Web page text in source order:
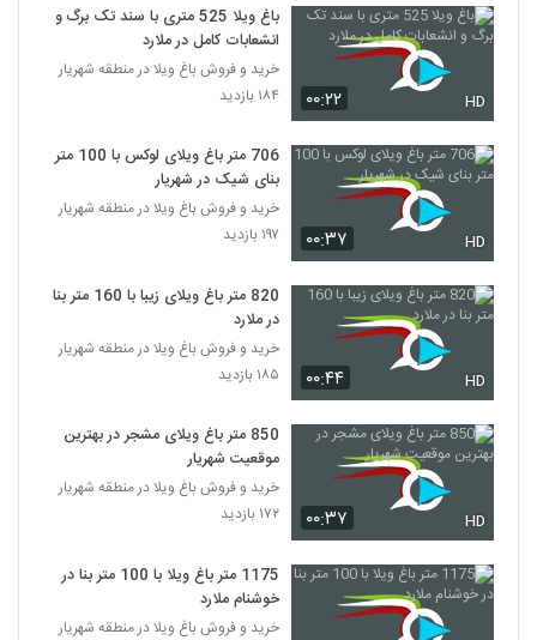
۰۰:۲۲ HD
باغ ویلا 525 متری با سند تک برگ و
انشعابات کامل در ملارد
خرید و فروش باغ ویلا در منطقه شهریار
۱۸۴ بازدید
۰۰:۳۷ HD
706 متر باغ ویلای لوکس با 100 متر
بنای شیک در شهریار
خرید و فروش باغ ویلا در منطقه شهریار
۱۹۷ بازدید
۰۰:۴۴ HD
820 متر باغ ویلای زیبا با 160 متر بنا
در ملارد
خرید و فروش باغ ویلا در منطقه شهریار
۱۸۵ بازدید
۰۰:۳۷ HD
850 متر باغ ویلای مشجر در بهترین
موقعیت شهریار
خرید و فروش باغ ویلا در منطقه شهریار
۱۷۲ بازدید
1175 متر باغ ویلا با 100 متر بنا در
خوشنام ملارد
خرید و فروش باغ ویلا در منطقه شهریار